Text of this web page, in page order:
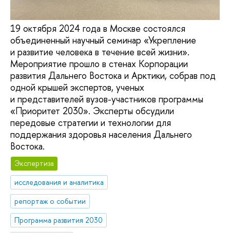
19 октября 2024 года в Москве состоялся
объединенный научный семинар «Укрепление
и развитие человека в течение всей жизни».
Мероприятие прошло в стенах Корпорации
развития Дальнего Востока и Арктики, собрав под
одной крышей экспертов, ученых
и представителей вузов-участников программы
«Приоритет 2030». Эксперты обсудили
передовые стратегии и технологии для
поддержания здоровья населения Дальнего
Востока.
Экспертиза
исследования и аналитика
репортаж о событии
Программа развития 2030